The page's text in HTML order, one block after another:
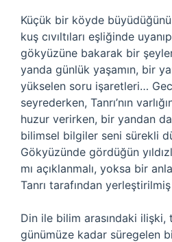
Küçük bir köyde
kuş cıvıltıları eşliğinde
gökyüzüne bakarak bir
yanda günlük yaşamın, bir
yükselen soru işaretleri…
seyrederken, Tanrı’nın
huzur verirken, bir yandan
bilimsel bilgiler seni sürekli
Gökyüzünde gördüğün
mı açıklanmalı, yoksa bir
Tanrı tarafından
Din ile bilim arasındaki
günümüze kadar süregelen